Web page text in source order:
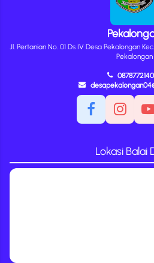
Jl. Pertanian No. 01 Ds IV Desa Pekalongan
Pekalongan
Lokasi Balai